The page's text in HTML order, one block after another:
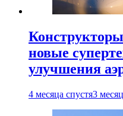
новые
улучшения
4 месяца спустя3